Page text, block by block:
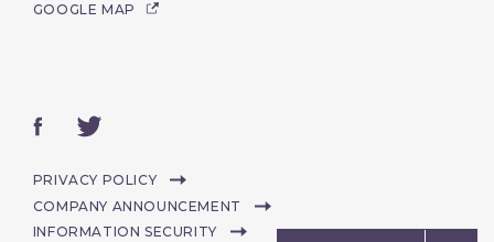
GOOGLE MAP
PRIVACY POLICY
COMPANY ANNOUNCEMENT
INFORMATION SECURITY